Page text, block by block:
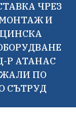
ЧРЕЗ
И
Р АТАНАС
ПО
СЪТРУД